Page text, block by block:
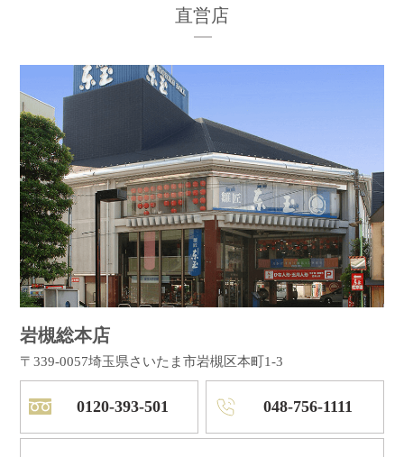
直営店
岩槻総本店
〒339-0057埼玉県さいたま市岩槻区本町1-3
0120-393-501 048-756-1111